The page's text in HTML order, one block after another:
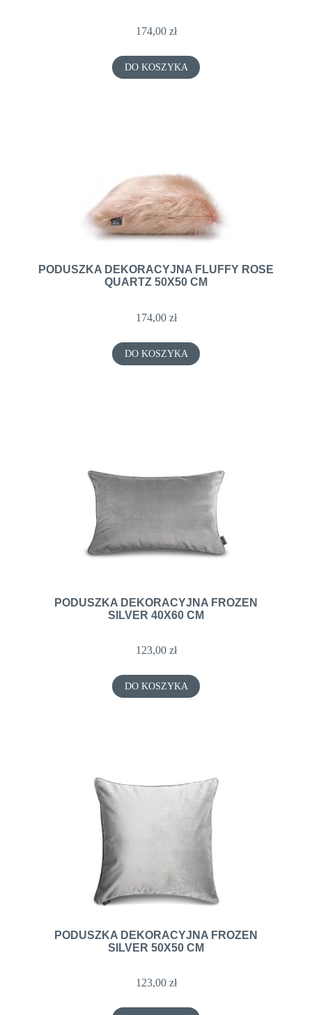
174,00 zł
DO KOSZYKA
PODUSZKA DEKORACYJNA FLUFFY ROSE
QUARTZ 50X50 CM
174,00 zł
DO KOSZYKA
PODUSZKA DEKORACYJNA FROZEN
SILVER 40X60 CM
123,00 zł
DO KOSZYKA
PODUSZKA DEKORACYJNA FROZEN
SILVER 50X50 CM
123,00 zł